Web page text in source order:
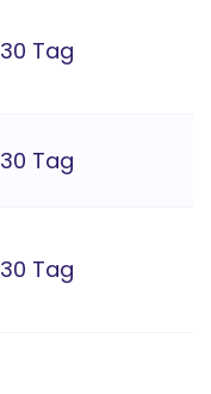
30 Tag
30 Tag
30 Tag